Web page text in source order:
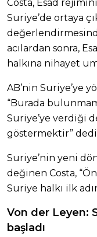
Costa, Esad
Suriye’de ortaya
acılardan sonra,
halkına nihayet
AB’nin Suriye’ye
“Burada
Suriye’ye verdiği
göstermektir”
Suriye’nin yeni
değinen Costa,
Suriye halkı ilk
Von der Leyen:
başladı